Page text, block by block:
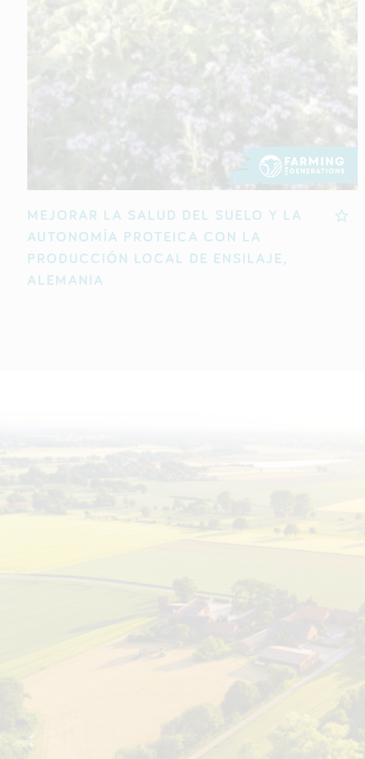
MEJORAR LA SALUD DEL SUELO Y LA
AUTONOMÍA PROTEICA CON LA
PRODUCCIÓN LOCAL DE ENSILAJE,
ALEMANIA